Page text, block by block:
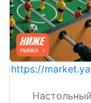
https://